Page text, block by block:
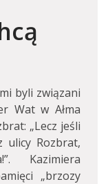
byli związani
Wat w Ałma
„Lecz jeśli
ulicy Rozbrat,
Kazimiera
„brzozy